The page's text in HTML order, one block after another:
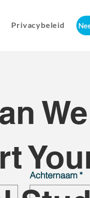
Privacybeleid
Achternaam*
We